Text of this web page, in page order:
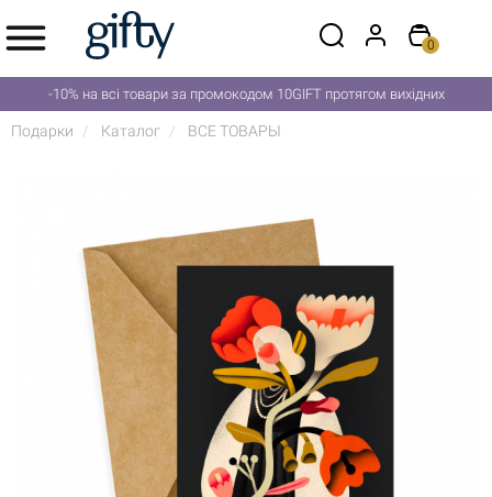
0
-10% на всі товари за промокодом 10GIFT протягом вихідних
Подарки Каталог ВСЕ ТОВАРЫ